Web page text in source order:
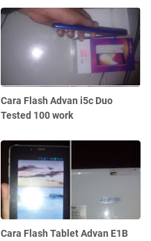
Cara Flash Advan i5c Duo
Tested 100 work
Cara Flash Tablet Advan E1B